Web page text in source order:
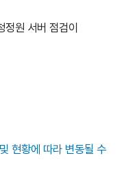
원 서버 점검이
현황에 따라 변동될 수